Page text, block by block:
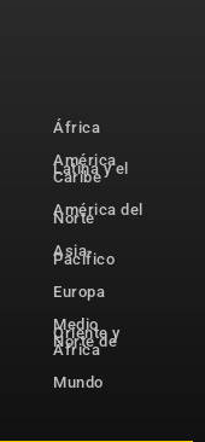
África
América
Latina y el
Caribe
América del
Norte
Asia-
Pacífico
Europa
Medio
Oriente y
Norte de
África
Mundo